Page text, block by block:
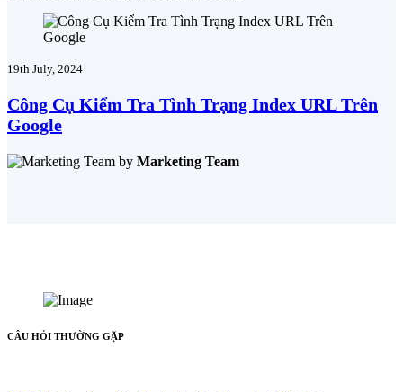
19th July, 2024
Công Cụ Kiểm Tra Tình Trạng Index URL Trên
Google
by Marketing Team
CÂU HỎI THƯỜNG GẶP